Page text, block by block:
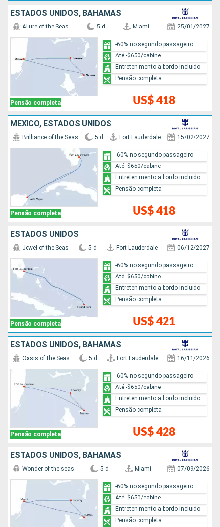
ESTADOS UNIDOS, BAHAMAS
Pensão completa
Allure of the Seas 5 d Miami 25/01/2027
US$ 418
-60% no segundo passageiro
Até -$650/cabine
Entretenimento a bordo incluído
Pensão completa
MÉXICO, ESTADOS UNIDOS
Pensão completa
Brilliance of the Seas 5 d Fort Lauderdale 15/02/2027
US$ 418
-60% no segundo passageiro
Até -$650/cabine
Entretenimento a bordo incluído
Pensão completa
ESTADOS UNIDOS
Pensão completa
Jewel of the Seas 5 d Fort Lauderdale 06/12/2027
US$ 421
-60% no segundo passageiro
Até -$650/cabine
Entretenimento a bordo incluído
Pensão completa
ESTADOS UNIDOS, BAHAMAS
Pensão completa
Oasis of the Seas 5 d Fort Lauderdale 16/11/2026
US$ 428
-60% no segundo passageiro
Até -$650/cabine
Entretenimento a bordo incluído
Pensão completa
ESTADOS UNIDOS, BAHAMAS
Wonder of the seas 5 d Miami 07/09/2026
-60% no segundo passageiro
Até -$650/cabine
Entretenimento a bordo incluído
Pensão completa